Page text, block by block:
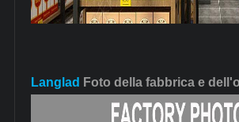
Langlad Foto della fabbrica e